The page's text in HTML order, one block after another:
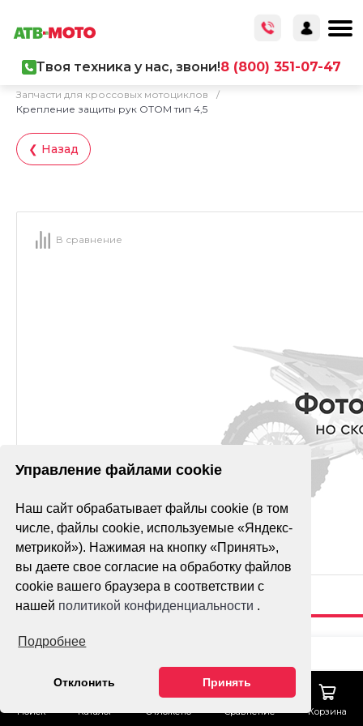
Управление файлами cookie
Наш сайт обрабатывает файлы cookie (в том
числе, файлы cookie, используемые «Яндекс-
метрикой»). Нажимая на кнопку «Принять»,
вы даете свое согласие на обработку файлов
cookie вашего браузера в соответствии с
нашей политикой конфиденциальности .
Подробнее
Отклонить Принять
Поиск Каталог Отложено Сравнение Корзина
Твоя техника у нас, звони!8 (800) 351-07-47
Запчасти для кроссовых мотоциклов
/
Крепление защиты рук OTOM тип 4,5
❮ Назад
В сравнение
КРЕПЛЕНИЕ
ЗАЩИТЫ РУК
OTOM ТИП 4,5
Тех. поддержка